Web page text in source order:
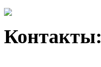
Контакты: